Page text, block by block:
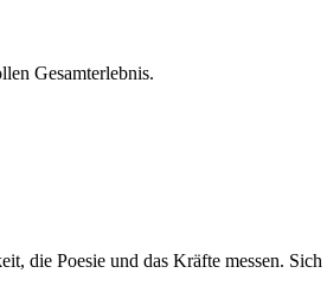
Gesamterlebnis.
die Poesie und das Kräfte messen. Sich